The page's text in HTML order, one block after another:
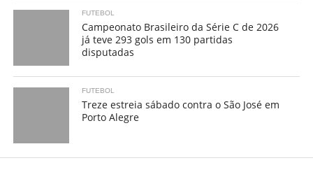
FUTEBOL
Campeonato Brasileiro da Série C de 2026
já teve 293 gols em 130 partidas
disputadas
FUTEBOL
Treze estreia sábado contra o São José em
Porto Alegre